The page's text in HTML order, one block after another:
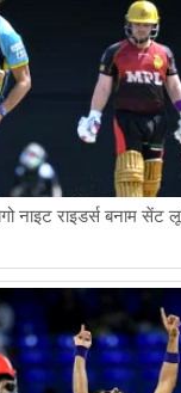
नाइट राइडर्स बनाम सेंट